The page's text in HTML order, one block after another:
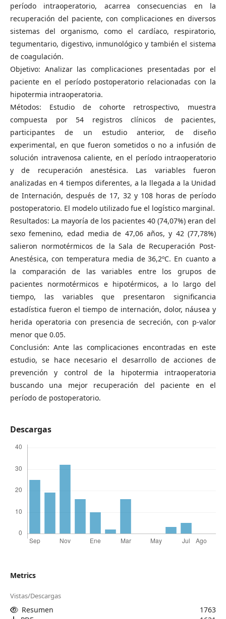
período intraoperatorio, acarrea consecuencias en la
recuperación del paciente, con complicaciones en diversos
sistemas del organismo, como el cardíaco, respiratorio,
tegumentario, digestivo, inmunológico y también el sistema
de coagulación.
Objetivo: Analizar las complicaciones presentadas por el
paciente en el período postoperatorio relacionadas con la
hipotermia intraoperatoria.
Métodos: Estudio de cohorte retrospectivo, muestra
compuesta por 54 registros clínicos de pacientes,
participantes de un estudio anterior, de diseño
experimental, en que fueron sometidos o no a infusión de
solución intravenosa caliente, en el período intraoperatorio
y de recuperación anestésica. Las variables fueron
analizadas en 4 tiempos diferentes, a la llegada a la Unidad
de Internación, después de 17, 32 y 108 horas de período
postoperatorio. El modelo utilizado fue el logístico marginal.
Resultados: La mayoría de los pacientes 40 (74,07%) eran del
sexo femenino, edad media de 47,06 años, y 42 (77,78%)
salieron normotérmicos de la Sala de Recuperación Post-
Anestésica, con temperatura media de 36,2ºC. En cuanto a
la comparación de las variables entre los grupos de
pacientes normotérmicos e hipotérmicos, a lo largo del
tiempo, las variables que presentaron significancia
estadística fueron el tiempo de internación, dolor, náusea y
herida operatoria con presencia de secreción, con p-valor
menor que 0.05.
Conclusión: Ante las complicaciones encontradas en este
estudio, se hace necesario el desarrollo de acciones de
prevención y control de la hipotermia intraoperatoria
buscando una mejor recuperación del paciente en el
período de postoperatorio.
Descargas
Metrics
Vistas/Descargas
Resumen
1763